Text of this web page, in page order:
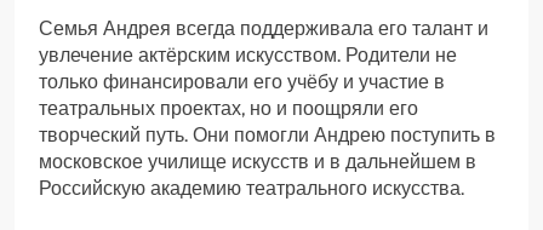
Семья Андрея всегда поддерживала его талант и
увлечение актёрским искусством. Родители не
только финансировали его учёбу и участие в
театральных проектах, но и поощряли его
творческий путь. Они помогли Андрею поступить в
московское училище искусств и в дальнейшем в
Российскую академию театрального искусства.